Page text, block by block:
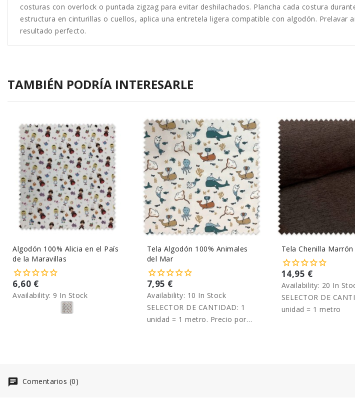
costuras con overlock o puntada zigzag para evitar deshilachados. Plancha cada costura
estructura en cinturillas o cuellos, aplica una entretela ligera compatible con algodón.
resultado perfecto.
TAMBIÉN PODRÍA INTERESARLE
Algodón 100% Alicia en el País
de la Maravillas
6,60 €
Availability: 9 In Stock
Tela Algodón 100% Animales
del Mar
7,95 €
Availability: 10 In Stock
SELECTOR DE CANTIDAD: 1
unidad = 1 metro. Precio por
Tela Chenilla Marrón
14,95 €
Availability: 20 In
SELECTOR DE
unidad = 1 metro
Comentarios (0)